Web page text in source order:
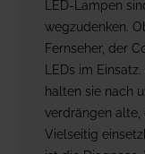
LED-Lampen
wegzudenken.
Fernseher, der
LEDs im
halten sie nach
verdrängen alte,
Vielseitig